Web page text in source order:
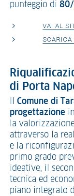
punteggio di
VAI AL
SCARICA
di Porta
Comune di
progettazione
la
attraverso la
e la
primo grado
ideative, il
tecnica ed
piano integrato